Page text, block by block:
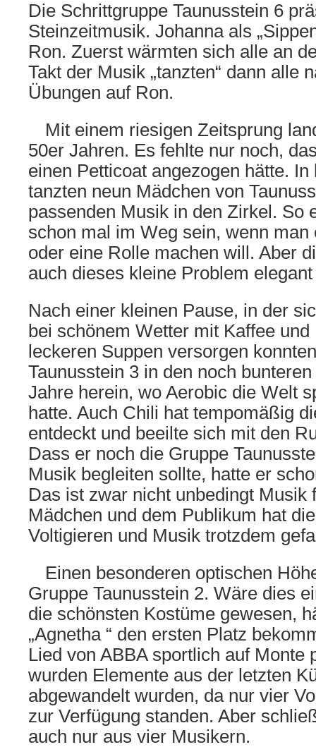
Die Schrittgruppe Taunusstein 6
Steinzeitmusik. Johanna als
Ron. Zuerst wärmten sich alle an
Takt der Musik „tanzten“ dann alle
Übungen auf Ron.
Mit einem riesigen Zeitsprung
50er Jahren. Es fehlte nur noch,
einen Petticoat angezogen hätte. In
tanzten neun Mädchen von
passenden Musik in den Zirkel. So
schon mal im Weg sein, wenn man
oder eine Rolle machen will. Aber
auch dieses kleine Problem
Nach einer kleinen Pause, in der
bei schönem Wetter mit Kaffee und
leckeren Suppen versorgen
Taunusstein 3 in den noch
Jahre herein, wo Aerobic die Welt
hatte. Auch Chili hat tempomäßig
entdeckt und beeilte sich mit den
Dass er noch die Gruppe
Musik begleiten sollte, hatte er
Das ist zwar nicht unbedingt Musik
Mädchen und dem Publikum hat
Voltigieren und Musik trotzdem
Einen besonderen optischen
Gruppe Taunusstein 2. Wäre dies
die schönsten Kostüme gewesen,
„Agnetha “ den ersten Platz
Lied von ABBA sportlich auf Monte
wurden Elemente aus der letzten
abgewandelt wurden, da nur vier
zur Verfügung standen. Aber
auch nur aus vier Musikern.